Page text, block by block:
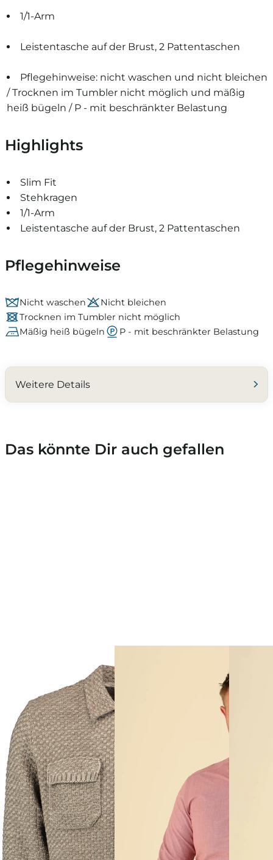
1/1-Arm
Leistentasche auf der Brust, 2 Pattentaschen
Pflegehinweise: nicht waschen und nicht bleichen
/ Trocknen im Tumbler nicht möglich und mäßig
heiß bügeln / P - mit beschränkter Belastung
Highlights
Slim Fit
Stehkragen
1/1-Arm
Leistentasche auf der Brust, 2 Pattentaschen
Pflegehinweise
Nicht waschen
Nicht bleichen
Trocknen im Tumbler nicht möglich
Mäßig heiß bügeln
P - mit beschränkter Belastung
Weitere Details
Das könnte Dir auch gefallen